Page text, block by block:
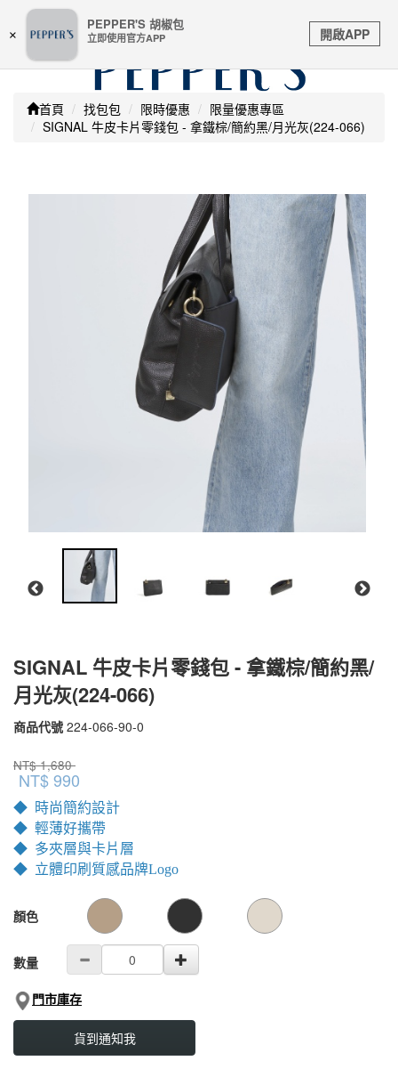
嚴防詐騙 | 本站未透過任何名義要求核對購物資訊 及 信用
卡號等私人資訊，請立即掛斷並撥打165反詐騙專線
Toggle
navigation
首頁 找包包 限時優惠
限量優惠專區
SIGNAL 牛皮卡片零錢包 - 拿鐵棕/簡約黑/月光灰(224-066)
SIGNAL 牛皮卡片零錢包 - 拿鐵棕/簡約黑/
月光灰(224-066)
商品代號 224-066-90-0
224-
90-
0
NT$1,680
NT$990
◆ 時尚簡約設計
◆ 輕薄好攜帶
◆ 多夾層與卡片層
◆ 立體印刷質感品牌Logo
GOODS000000000000001778235
顏色
數量
門市庫存
貨到通知我
×
PEPPER'S 胡椒包
立即使用官方APP 開啟APP